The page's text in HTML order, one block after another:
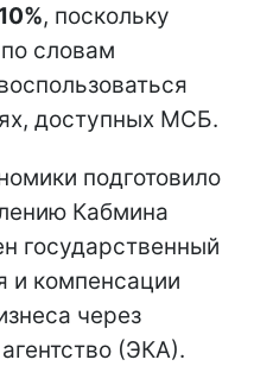
, поскольку
словам
доступных МСБ.
подготовило
Кабмина
государственный
и компенсации
через
(ЭКА).